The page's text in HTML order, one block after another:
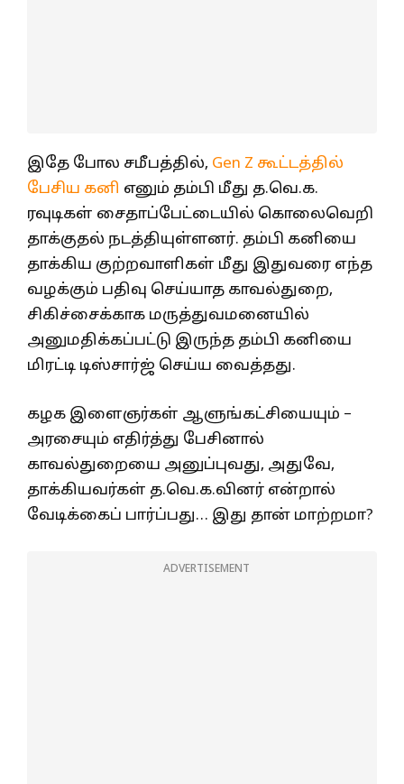
இதே போல சமீபத்தில், Gen Z கூட்டத்தில்
பேசிய கனி எனும் தம்பி மீது த.வெ.க.
ரவுடிகள் சைதாப்பேட்டையில் கொலைவெறி
தாக்குதல் நடத்தியுள்ளனர். தம்பி கனியை
தாக்கிய குற்றவாளிகள் மீது இதுவரை எந்த
வழக்கும் பதிவு செய்யாத காவல்துறை,
சிகிச்சைக்காக மருத்துவமனையில்
அனுமதிக்கப்பட்டு இருந்த தம்பி கனியை
மிரட்டி டிஸ்சார்ஜ் செய்ய வைத்தது.
கழக இளைஞர்கள் ஆளுங்கட்சியையும் –
அரசையும் எதிர்த்து பேசினால்
காவல்துறையை அனுப்புவது, அதுவே,
தாக்கியவர்கள் த.வெ.க.வினர் என்றால்
வேடிக்கைப் பார்ப்பது… இது தான் மாற்றமா?
ADVERTISEMENT